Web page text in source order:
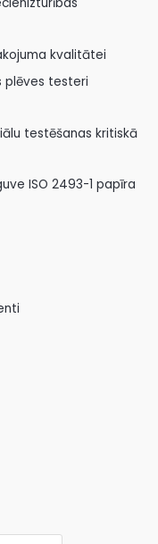
kvalitātei
plēves testeri
testēšanas kritiskā
ISO 2493-1 papīra